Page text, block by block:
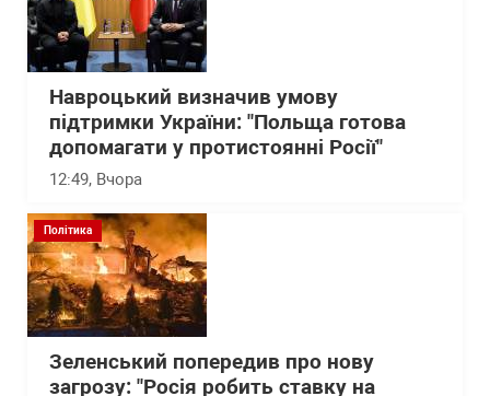
Навроцький визначив умову
підтримки України: "Польща готова
допомагати у протистоянні Росії"
12:49, Вчора
Політика
Зеленський попередив про нову
загрозу: "Росія робить ставку на